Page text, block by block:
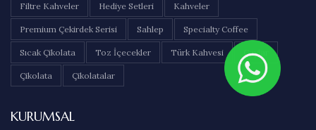
Filtre Kahveler Hediye Setleri Kahveler
Premium Çekirdek Serisi Sahlep Specialty Coffee
Sıcak Çikolata Toz İçecekler Türk Kahvesi Çaylar
Çikolata Çikolatalar
KURUMSAL